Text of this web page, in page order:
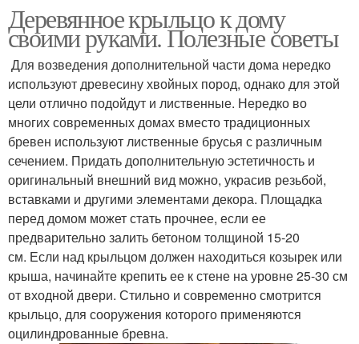
Деревянное крыльцо к дому
своими руками. Полезные советы
Для возведения дополнительной части дома нередко
используют древесину хвойных пород, однако для этой
цели отлично подойдут и лиственные. Нередко во
многих современных домах вместо традиционных
бревен используют лиственные брусья с различным
сечением. Придать дополнительную эстетичность и
оригинальный внешний вид можно, украсив резьбой,
вставками и другими элементами декора. Площадка
перед домом может стать прочнее, если ее
предварительно залить бетоном толщиной 15-20
см. Если над крыльцом должен находиться козырек или
крыша, начинайте крепить ее к стене на уровне 25-30 см
от входной двери. Стильно и современно смотрится
крыльцо, для сооружения которого применяются
оцилиндрованные бревна.